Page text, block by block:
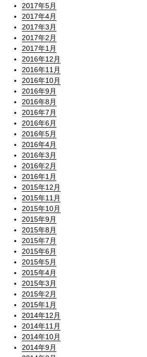
2017年5月
2017年4月
2017年3月
2017年2月
2017年1月
2016年12月
2016年11月
2016年10月
2016年9月
2016年8月
2016年7月
2016年6月
2016年5月
2016年4月
2016年3月
2016年2月
2016年1月
2015年12月
2015年11月
2015年10月
2015年9月
2015年8月
2015年7月
2015年6月
2015年5月
2015年4月
2015年3月
2015年2月
2015年1月
2014年12月
2014年11月
2014年10月
2014年9月